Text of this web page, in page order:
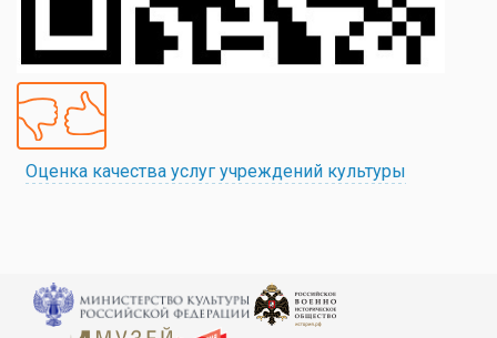
Оценка качества услуг учреждений культуры